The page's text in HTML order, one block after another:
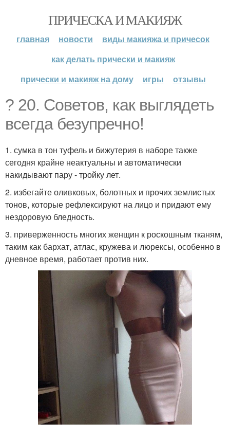
ПРИЧЕСКА И МАКИЯЖ
главная новости
виды макияжа и причесок
как делать прически и макияж
прически и макияж на дому
игры отзывы
? 20. Советов, как выглядеть
всегда безупречно!
1. сумка в тон туфель и бижутерия в наборе также
сегодня крайне неактуальны и автоматически
накидывают пару - тройку лет.
2. избегайте оливковых, болотных и прочих землистых
тонов, которые рефлексируют на лицо и придают ему
нездоровую бледность.
3. приверженность многих женщин к роскошным тканям,
таким как бархат, атлас, кружева и люрексы, особенно в
дневное время, работает против них.